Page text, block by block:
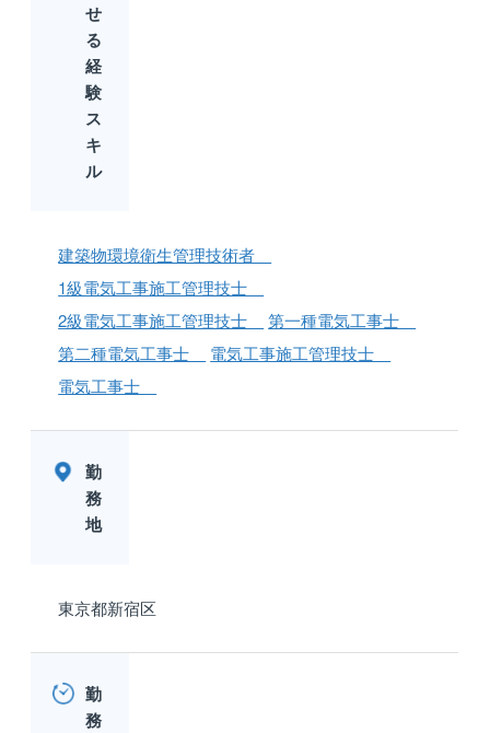
せ
る
経
験
ス
キ
ル
建築物環境衛生管理技術者
1級電気工事施工管理技士
2級電気工事施工管理技士
第一種電気工事士
第二種電気工事士
電気工事施工管理技士
電気工事士
勤
務
地
東京都新宿区
勤
務